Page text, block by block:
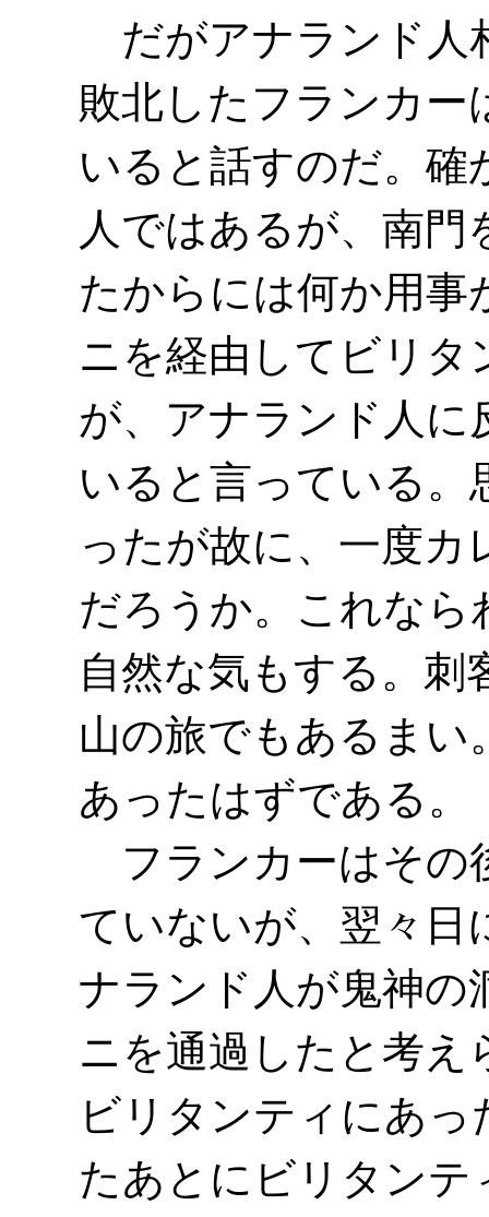
だがアナランド人
敗北したフランカー
いると話すのだ。確
人ではあるが、南
たからには何か用
ニを経由してビリタ
が、アナランド人に
いると言っている。
ったが故に、一度
だろうか。これなら
自然な気もする。刺
山の旅でもあるまい
あったはずである。
フランカーはその
ていないが、翌々日
ナランド人が鬼神の
ニを通過したと考え
ビリタンティにあ
たあとにビリタン